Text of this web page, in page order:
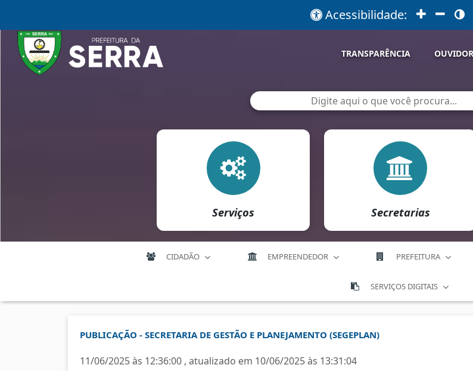
Acessibilidade:
TRANSPARÊNCIA
Serviços Secretarias
CIDADÃO EMPREENDEDOR PREFEITURA
SERVIÇOS DIGITAIS
PUBLICAÇÃO - SECRETARIA DE GESTÃO E PLANEJAMENTO (SEGEPLAN)
11/06/2025 às 12:36:00 , atualizado em 10/06/2025 às 13:31:04